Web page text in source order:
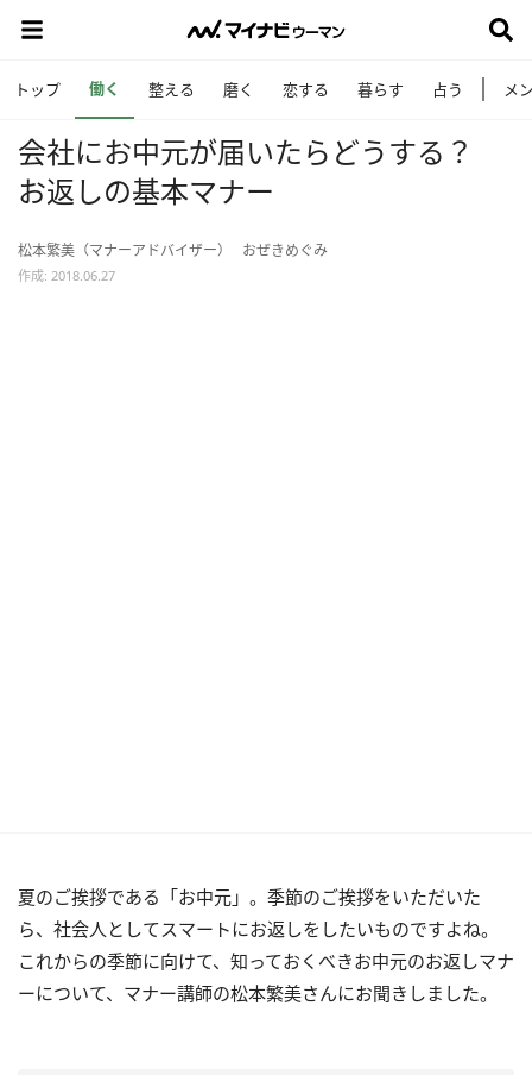
トップ 働く 整える 磨く 恋する 暮らす 占う メ
会社にお中元が届いたらどうする？
お返しの基本マナー
松本繁美（マナーアドバイザー） おぜきめぐみ
作成: 2018.06.27
夏のご挨拶である「お中元」。季節のご挨拶をいただいた
ら、社会人としてスマートにお返しをしたいものですよね。
これからの季節に向けて、知っておくべきお中元のお返しマナ
ーについて、マナー講師の松本繁美さんにお聞きしました。